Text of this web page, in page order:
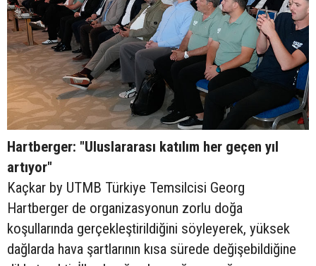
Hartberger: "Uluslararası katılım her geçen yıl
artıyor"
Kaçkar by UTMB Türkiye Temsilcisi Georg
Hartberger de organizasyonun zorlu doğa
koşullarında gerçekleştirildiğini söyleyerek, yüksek
dağlarda hava şartlarının kısa sürede değişebildiğine